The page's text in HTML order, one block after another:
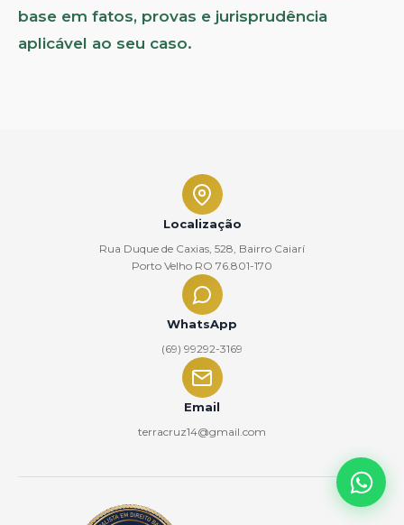
base em fatos, provas e jurisprudência
aplicável ao seu caso.
Localização
Rua Duque de Caxias, 528, Bairro Caiarí
Porto Velho RO 76.801-170
WhatsApp
(69) 99292-3169
Email
terracruz14@gmail.com